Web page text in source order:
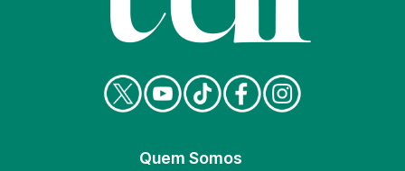
Quem Somos